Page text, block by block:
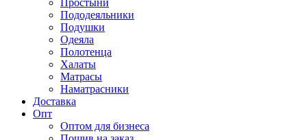
Пододеяльники
Подушки
Одеяла
Полотенца
Халаты
Матрасы
Наматрасники
Доставка
Опт
Оптом для бизнеса